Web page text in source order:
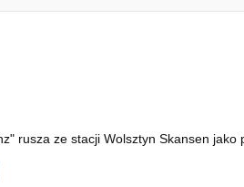
rusza ze stacji Wolsztyn Skansen jako